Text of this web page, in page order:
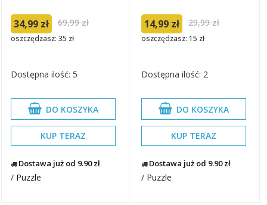
34,99 zł 69,99 zł
oszczędzasz: 35 zł
Dostępna ilość: 5
DO KOSZYKA
KUP TERAZ
Dostawa już od 9.90 zł
/ Puzzle
14,99 zł 29,99 zł
oszczędzasz: 15 zł
Dostępna ilość: 2
DO KOSZYKA
KUP TERAZ
Dostawa już od 9.90 zł
/ Puzzle